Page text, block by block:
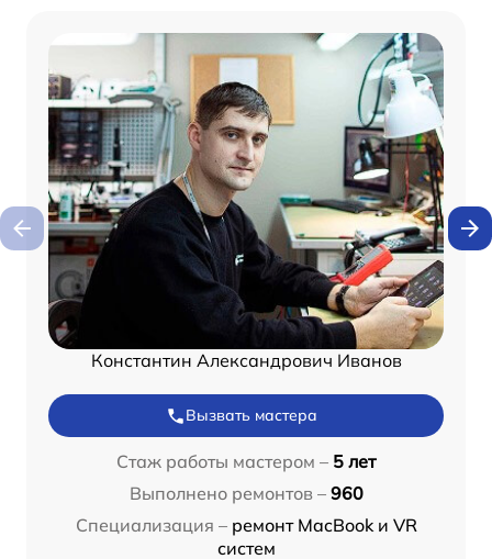
Константин Александрович Иванов
Вызвать мастера
Стаж работы мастером – 5 лет
Выполнено ремонтов – 960
Специализация – ремонт MacBook и VR
систем